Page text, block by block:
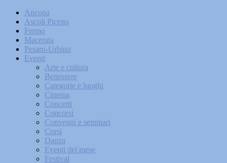
Ancona
Ascoli Piceno
Fermo
Macerata
Pesaro-Urbino
Eventi
Arte e cultura
Benessere
Categorie e luoghi
Cinema
Concerti
Concorsi
Convegni e seminari
Corsi
Danza
Eventi del mese
Festival